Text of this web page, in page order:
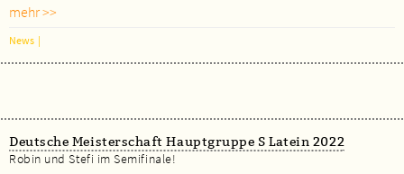
mehr >>
News |
Deutsche Meisterschaft Hauptgruppe S Latein 2022
Robin und Stefi im Semifinale!